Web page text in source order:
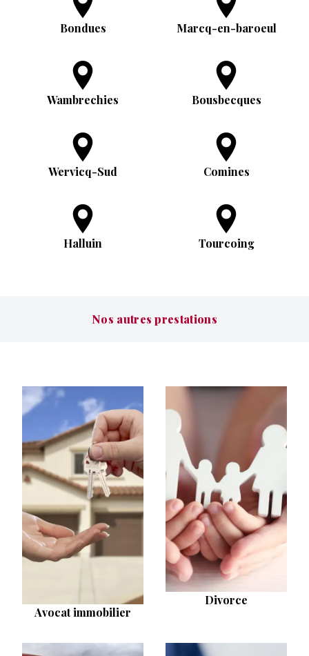
Bondues Marcq-en-baroeul
Wambrechies Bousbecques
Wervicq-Sud Comines
Halluin Tourcoing
Nos autres prestations
Avocat immobilier
Divorce